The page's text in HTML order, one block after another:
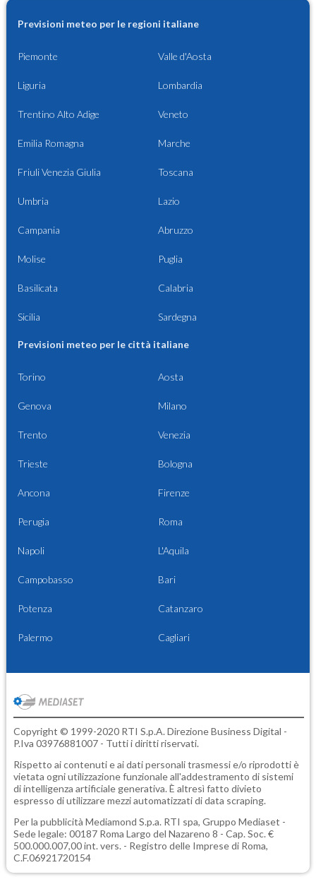
Previsioni meteo per le regioni italiane
Piemonte Valle d'Aosta
Liguria Lombardia
Trentino Alto Adige Veneto
Emilia Romagna Marche
Friuli Venezia Giulia Toscana
Umbria Lazio
Campania Abruzzo
Molise Puglia
Basilicata Calabria
Sicilia Sardegna
Previsioni meteo per le città italiane
Torino Aosta
Genova Milano
Trento Venezia
Trieste Bologna
Ancona Firenze
Perugia Roma
Napoli L'Aquila
Campobasso Bari
Potenza Catanzaro
Palermo Cagliari
Copyright © 1999-2020 RTI S.p.A. Direzione Business Digital -
P.Iva 03976881007 - Tutti i diritti riservati.
Rispetto ai contenuti e ai dati personali trasmessi e/o riprodotti è
vietata ogni utilizzazione funzionale all'addestramento di sistemi
di intelligenza artificiale generativa. È altresì fatto divieto
espresso di utilizzare mezzi automatizzati di data scraping.
Per la pubblicità Mediamond S.p.a. RTI spa, Gruppo Mediaset -
Sede legale: 00187 Roma Largo del Nazareno 8 - Cap. Soc. €
500.000.007,00 int. vers. - Registro delle Imprese di Roma,
C.F.06921720154